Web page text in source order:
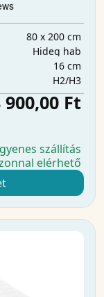
80 x 200 cm
Hideg hab
16 cm
H2/H3
900,00 Ft
szállítás
elérhető